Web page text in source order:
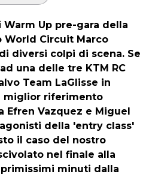
Up pre-gara della
World Circuit Marco
diversi colpi di scena. Se
una delle tre KTM RC
Team LaGlisse in
miglior riferimento
Vazquez e Miguel
della 'entry class'
il caso del nostro
nel finale alla
minuti dalla